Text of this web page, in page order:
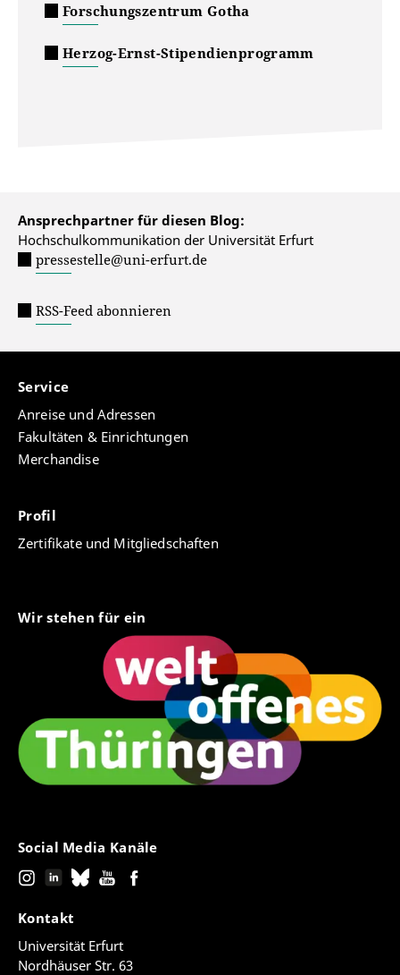
Forschungszentrum Gotha
Herzog-Ernst-Stipendienprogramm
Ansprechpartner für diesen Blog:
Hochschulkommunikation der Universität Erfurt
pressestelle@uni-erfurt.de
RSS-Feed abonnieren
Service
Anreise und Adressen
Fakultäten & Einrichtungen
Merchandise
Profil
Zertifikate und Mitgliedschaften
Wir stehen für ein
Social Media Kanäle
Kontakt
Universität Erfurt
Nordhäuser Str. 63